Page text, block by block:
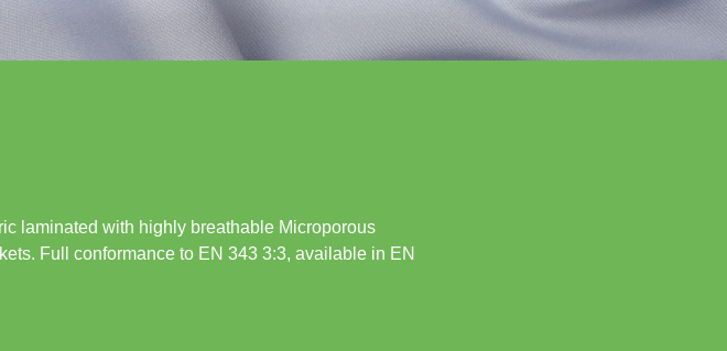
laminated with highly breathable Microporous
Full conformance to EN 343 3:3, available in EN